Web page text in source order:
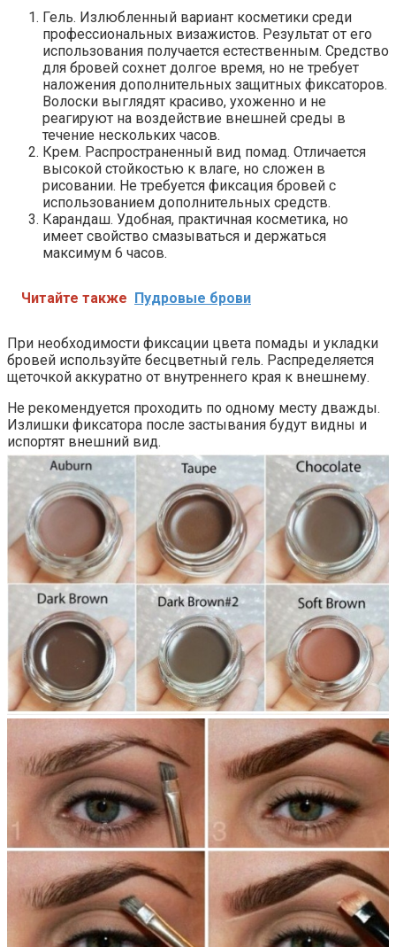
Гель. Излюбленный вариант косметики среди
профессиональных визажистов. Результат от его
использования получается естественным. Средство
для бровей сохнет долгое время, но не требует
наложения дополнительных защитных фиксаторов.
Волоски выглядят красиво, ухоженно и не
реагируют на воздействие внешней среды в
течение нескольких часов.
Крем. Распространенный вид помад. Отличается
высокой стойкостью к влаге, но сложен в
рисовании. Не требуется фиксация бровей с
использованием дополнительных средств.
Карандаш. Удобная, практичная косметика, но
имеет свойство смазываться и держаться
максимум 6 часов.
Читайте также Пудровые брови
При необходимости фиксации цвета помады и укладки
бровей используйте бесцветный гель. Распределяется
щеточкой аккуратно от внутреннего края к внешнему.
Не рекомендуется проходить по одному месту дважды.
Излишки фиксатора после застывания будут видны и
испортят внешний вид.